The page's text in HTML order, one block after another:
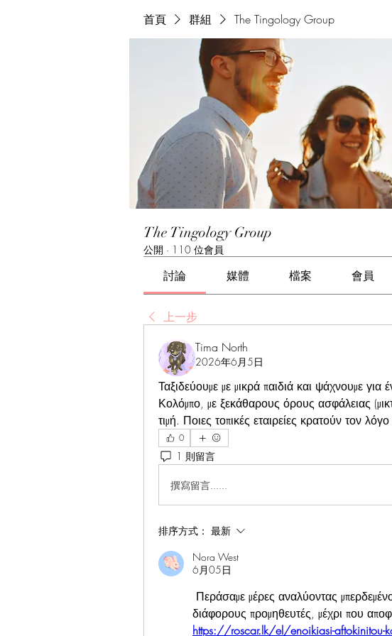
首頁 群組 The Tingology Group
The Tingology Group
公開 · 110 位會員
討論 媒體 檔案 會員
上一步
Tima North
2026年6月5日
Ταξιδεύουμε με μικρά παιδιά και ψάχνουμε
Κολόμπο, με ξεκάθαρους όρους ασφάλειας
τιμή. Ποιες τοπικές εταιρείες κρατούν τον
0
1 則留言
撰寫留言......
排序方式： 最新
Nora West
6月05日
Περάσαμε μέρες αναλύοντας
https://roscar.lk/el/enoikiasi-aftokinitou-